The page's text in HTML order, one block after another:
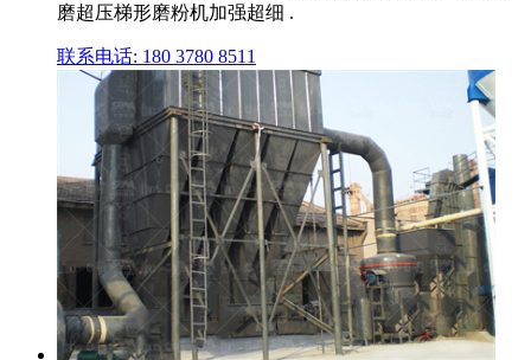
磨超压梯形磨粉机加强超细 .
联系电话: 180 3780 8511